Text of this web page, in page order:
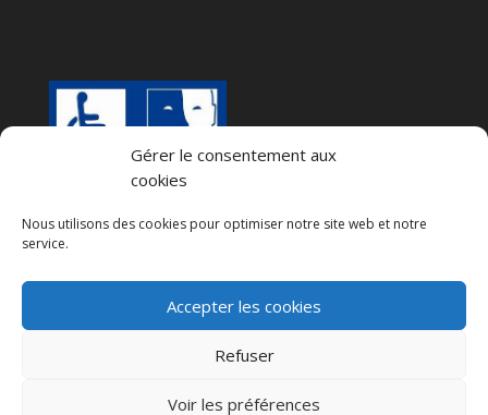
Gérer le consentement aux
cookies
Nous utilisons des cookies pour optimiser notre site web et notre
service.
Accepter les cookies
Refuser
Voir les préférences